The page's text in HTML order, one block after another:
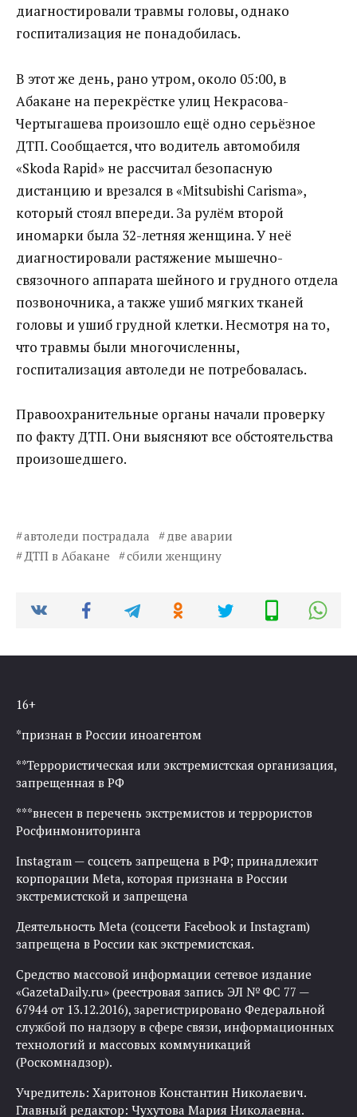
диагностировали травмы головы, однако
госпитализация не понадобилась.
В этот же день, рано утром, около 05:00, в
Абакане на перекрёстке улиц Некрасова-
Чертыгашева произошло ещё одно серьёзное
ДТП. Сообщается, что водитель автомобиля
«Skoda Rapid» не рассчитал безопасную
дистанцию и врезался в «Mitsubishi Carisma»,
который стоял впереди. За рулём второй
иномарки была 32-летняя женщина. У неё
диагностировали растяжение мышечно-
связочного аппарата шейного и грудного отдела
позвоночника, а также ушиб мягких тканей
головы и ушиб грудной клетки. Несмотря на то,
что травмы были многочисленны,
госпитализация автоледи не потребовалась.
Правоохранительные органы начали проверку
по факту ДТП. Они выясняют все обстоятельства
произошедшего.
автоледи пострадала
две аварии
ДТП в Абакане
сбили женщину
16+
*признан в России иноагентом
**Террористическая или экстремистская организация,
запрещенная в РФ
***внесен в перечень экстремистов и террористов
Росфинмониторинга
Instagram — соцсеть запрещена в РФ; принадлежит
корпорации Meta, которая признана в России
экстремистской и запрещена
Деятельность Meta (соцсети Facebook и Instagram)
запрещена в России как экстремистская.
Средство массовой информации сетевое издание
«GazetaDaily.ru» (реестровая запись ЭЛ № ФС 77 —
67944 от 13.12.2016), зарегистрировано Федеральной
службой по надзору в сфере связи, информационных
технологий и массовых коммуникаций
(Роскомнадзор).
Учредитель: Харитонов Константин Николаевич.
Главный редактор: Чухутова Мария Николаевна.